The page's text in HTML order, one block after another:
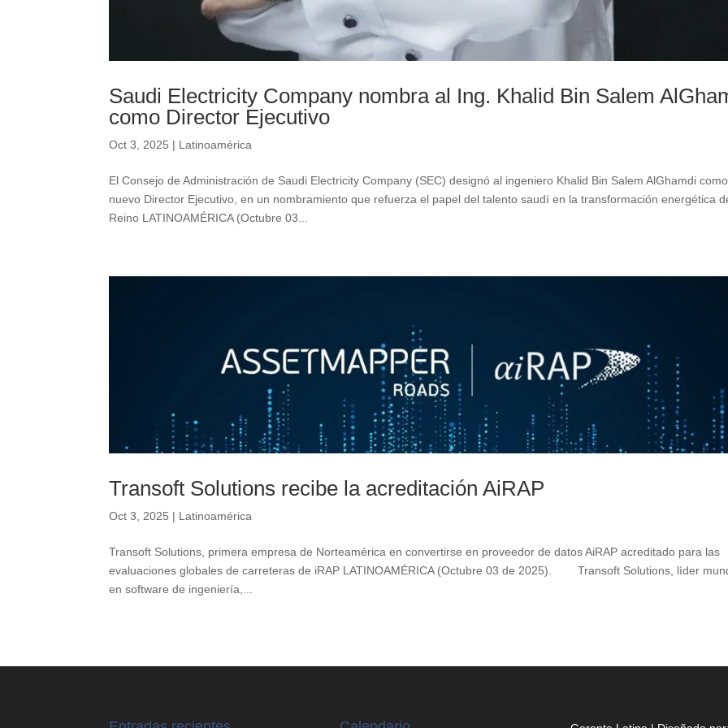
Saudi Electricity Company nombra al Ing. Khalid Bin Salem
como Director Ejecutivo
Oct 3, 2025 | Latinoamérica
El Consejo de Administración de Saudi Electricity Company (SEC) designó al ingeniero Khalid Bin Salem AlGhamdi como
nuevo Director Ejecutivo, en un nombramiento que refuerza el papel del talento saudí en la transformación energética
Reino LATINOAMÉRICA (Octubre 03...
Transoft Solutions recibe la acreditación AiRAP
Oct 3, 2025 | Latinoamérica
Transoft Solutions, primera empresa de Norteamérica en convertirse en proveedor de datos AiRAP acreditado para las
evaluaciones globales de carreteras de iRAP LATINOAMÉRICA (Octubre 03 de 2025). Transoft Solutions, líder
en software de ingeniería,...